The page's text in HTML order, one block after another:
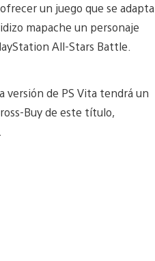
un juego que se adapta
mapache un personaje
All-Stars Battle.
versión de PS Vita tendrá un
Buy de este título,